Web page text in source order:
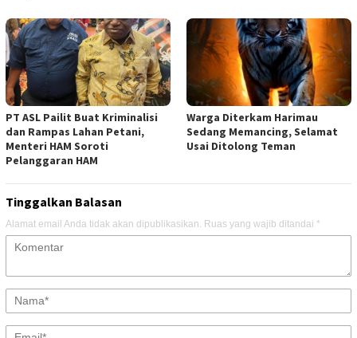
PT ASL Pailit Buat Kriminalisi
dan Rampas Lahan Petani,
Menteri HAM Soroti
Pelanggaran HAM
Warga Diterkam Harimau
Sedang Memancing, Selamat
Usai Ditolong Teman
Tinggalkan Balasan
Alamat email Anda tidak akan dipublikasikan. Ruas yang wajib ditandai *